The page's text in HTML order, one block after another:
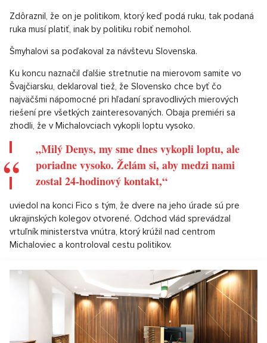
Zdôraznil, že on je politikom, ktorý keď podá ruku, tak podaná
ruka musí platiť, inak by politiku robiť nemohol.
Šmyhalovi sa poďakoval za návštevu Slovenska.
Ku koncu naznačil ďalšie stretnutie na mierovom samite vo
Švajčiarsku, deklaroval tiež, že Slovensko chce byť čo
najväčšmi nápomocné pri hľadaní spravodlivých mierových
riešení pre všetkých zainteresovaných. Obaja premiéri sa
zhodli, že v Michalovciach vykopli loptu vysoko.
„Milý Denys, my sme dnes vykopli loptu, ale
poriadne vysoko. Želám si, aby medzi nami
zostal 24-hodinový kontakt,“
uviedol na konci Fico s tým, že dvere na jeho úrade sú pre
ukrajinských kolegov otvorené. Odchod vlád sprevádzal
vrtuľník ministerstva vnútra, ktorý krúžil nad centrom
Michaloviec a kontroloval cestu politikov.